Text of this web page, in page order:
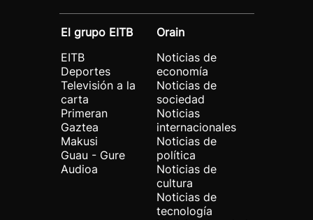
El grupo EITB
EITB
Deportes
Televisión a la
carta
Primeran
Gaztea
Makusi
Guau - Gure
Audioa
Orain
Noticias de
economía
Noticias de
sociedad
Noticias
internacionales
Noticias de
política
Noticias de
cultura
Noticias de
tecnología